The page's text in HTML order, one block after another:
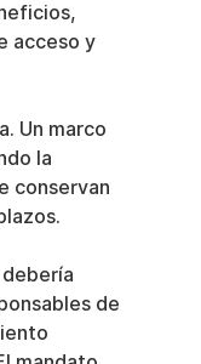
acceso y
Un marco
la
conservan
de